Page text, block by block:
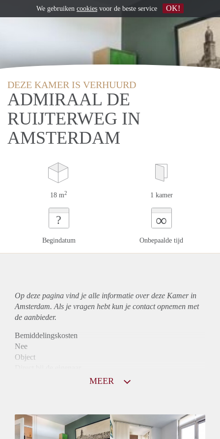
DEZE KAMER IS VERHUURD
ADMIRAAL DE
RUIJTERWEG IN
AMSTERDAM
18 m2 1 kamer
?
Begindatum
∞
Onbepaalde tijd
Op deze pagina vind je alle informatie over deze Kamer in
Amsterdam. Als je vragen hebt kun je contact opnemen met
de aanbieder.
Bemiddelingskosten
Nee
Object
Huurtoeslag
Mogelijk
MEER
We gebruiken cookies voor de beste service OK!